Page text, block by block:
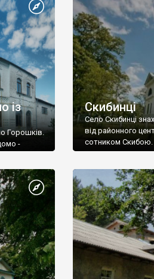
із
Горошків.
-
Скибинці
Село Скибинці
від районного
сотником Скибою.